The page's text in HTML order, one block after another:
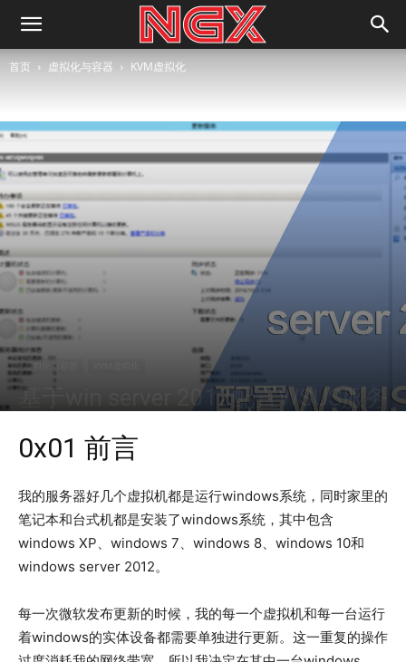
首页 虚拟化与容器 KVM虚拟化
虚拟化与容器
基于win server 2012配置WSUS服务
0x01 前言
我的服务器好几个虚拟机都是运行windows系统，同时家里的
笔记本和台式机都是安装了windows系统，其中包含
windows XP、windows 7、windows 8、windows 10和
windows server 2012。
每一次微软发布更新的时候，我的每一个虚拟机和每一台运行
着windows的实体设备都需要单独进行更新。这一重复的操作